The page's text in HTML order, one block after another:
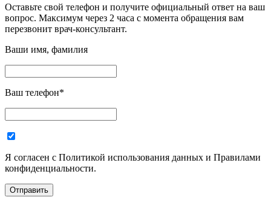
Оставьте свой телефон и получите официальный ответ на ваш
вопрос. Максимум через 2 часа с момента обращения вам
перезвонит врач-консультант.
Ваши имя, фамилия
Ваш телефон*
Я согласен с Политикой использования данных и Правилами
конфиденциальности.